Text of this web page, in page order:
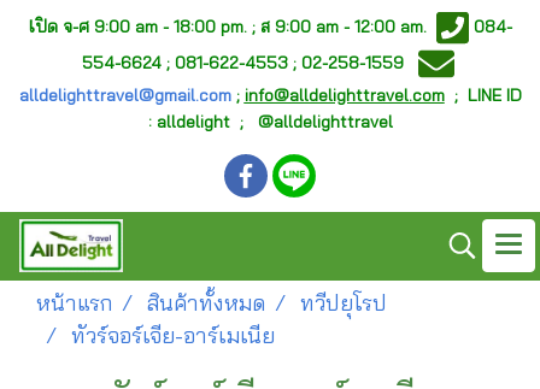
เปิด จ-ศ 9:00 am - 18:00 pm. ; ส 9:00 am - 12:00 am.
084-
554-6624 ; 081-622-4553 ; 02-258-1559
alldelighttravel@gmail.com; info@alldelighttravel.com; LINE ID
: alldelight ; @alldelighttravel
หน้าแรก สินค้าทั้งหมด
ทวีปยุโรป
ทัวร์จอร์เจีย-อาร์เมเนีย